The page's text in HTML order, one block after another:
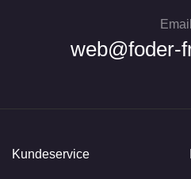
web@foder-
Kundeservice